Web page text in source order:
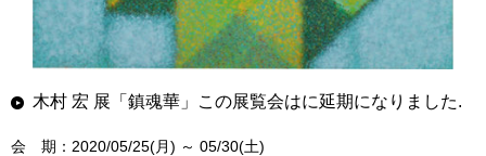
木村 宏 展「鎮魂華」この展覧会はに延期になりました.
会 期：2020/05/25(月) ～ 05/30(土)